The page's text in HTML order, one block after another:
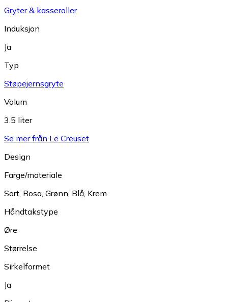
Gryter & kasseroller
Induksjon
Ja
Typ
Støpejernsgryte
Volum
3.5 liter
Se mer från Le Creuset
Design
Farge/materiale
Sort, Rosa, Grønn, Blå, Krem
Håndtakstype
Øre
Størrelse
Sirkelformet
Ja